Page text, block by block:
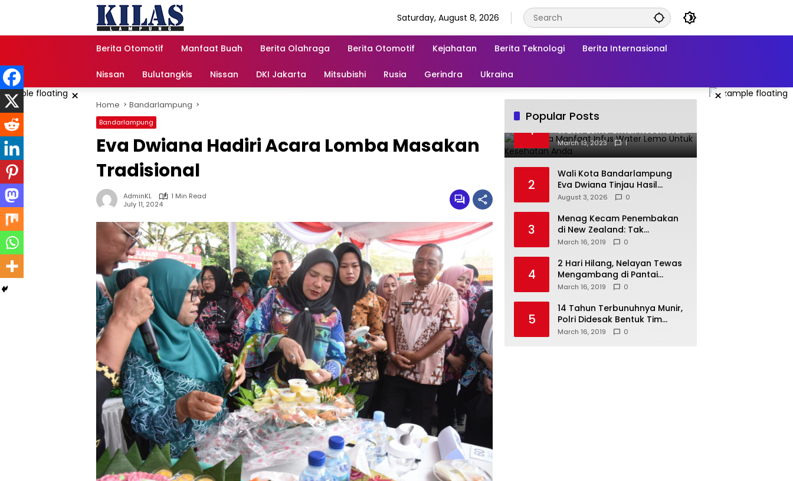
Saturday, August 8, 2026
Berita Otomotif Manfaat Buah Berita Olahraga Berita Otomotif Kejahatan Berita Teknologi Berita Internasional
Nissan Bulutangkis Nissan DKI Jakarta Mitsubishi Rusia Gerindra Ukraina
× ×
Home Bandarlampung
Bandarlampung
Eva Dwiana Hadiri Acara Lomba Masakan
Tradisional
AdminKL
1 Min Read
July 11, 2024
Popular Posts
1
Beberapa Manfaat Infus
Water Lemo Untuk Kesehatan
Anda
March 13, 2023 1
2
Wali Kota Bandarlampung
Eva Dwiana Tinjau Hasil
Perbaikan Jalan Wala Kuba
August 3, 2026 0
3
Menag Kecam Penembakan
di New Zealand: Tak
Berperikemanusiaan!
March 16, 2019 0
4
2 Hari Hilang, Nelayan Tewas
Mengambang di Pantai
Cipalawah Garut
March 16, 2019 0
5
14 Tahun Terbunuhnya Munir,
Polri Didesak Bentuk Tim
Khusus
March 16, 2019 0